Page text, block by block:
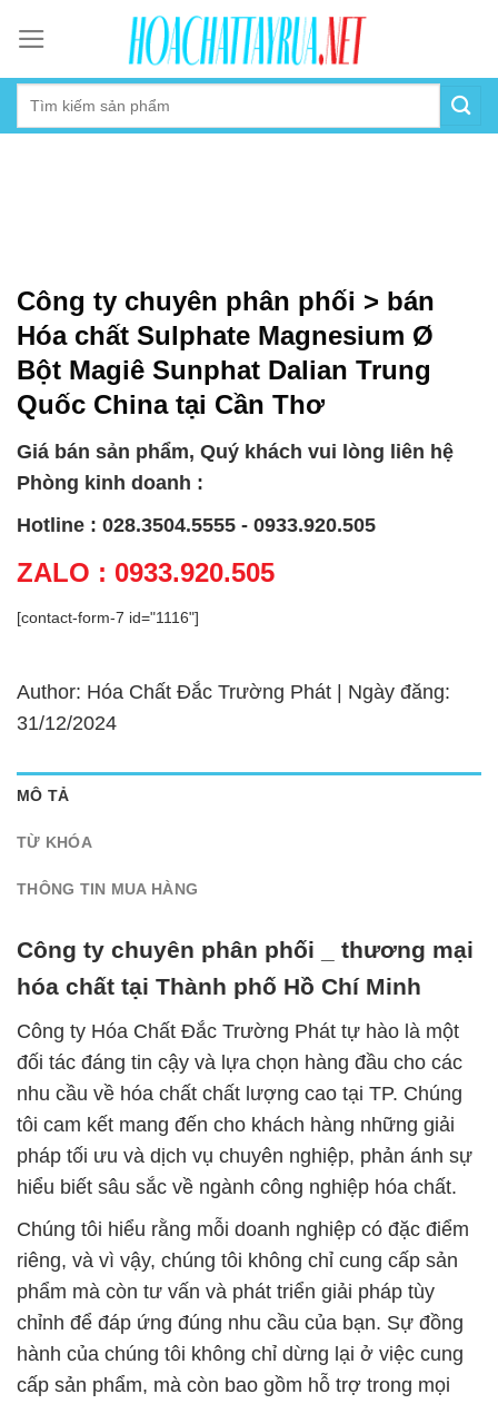
content
Công ty chuyên phân phối > bán
Hóa chất Sulphate Magnesium Ø
Bột Magiê Sunphat Dalian Trung
Quốc China tại Cần Thơ
Giá bán sản phẩm, Quý khách vui lòng liên hệ
Phòng kinh doanh :
Hotline : 028.3504.5555 - 0933.920.505
ZALO : 0933.920.505
[contact-form-7 id="1116"]
Author: Hóa Chất Đắc Trường Phát | Ngày đăng:
31/12/2024
MÔ TẢ
TỪ KHÓA
THÔNG TIN MUA HÀNG
Công ty chuyên phân phối _ thương mại
hóa chất tại Thành phố Hồ Chí Minh
Công ty Hóa Chất Đắc Trường Phát tự hào là một
đối tác đáng tin cậy và lựa chọn hàng đầu cho các
nhu cầu về hóa chất chất lượng cao tại TP. Chúng
tôi cam kết mang đến cho khách hàng những giải
pháp tối ưu và dịch vụ chuyên nghiệp, phản ánh sự
hiểu biết sâu sắc về ngành công nghiệp hóa chất.
Chúng tôi hiểu rằng mỗi doanh nghiệp có đặc điểm
riêng, và vì vậy, chúng tôi không chỉ cung cấp sản
phẩm mà còn tư vấn và phát triển giải pháp tùy
chỉnh để đáp ứng đúng nhu cầu của bạn. Sự đồng
hành của chúng tôi không chỉ dừng lại ở việc cung
cấp sản phẩm, mà còn bao gồm hỗ trợ trong mọi